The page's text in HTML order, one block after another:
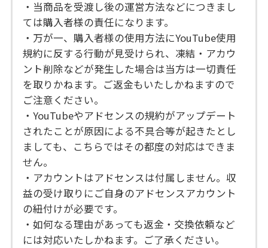
・当商品を受渡し後の運営方法などにつきまし
ては購入者様の責任になります。
・万が一、購入者様の使用方法にYouTube使用
規約に反する行動が見受けられ、凍結・アカウ
ント削除などが発生した場合は当方は一切責任
を取りかねます。ご返金もいたしかねますので
ご注意ください。
・YouTubeやアドセンスの規約がアップデート
されたことが原因による不具合等が起きたとし
ましても、こちらではその都度の対応はできま
せん。
・アカウントはアドセンスは付属しません。収
益の受け取りにご自身のアドセンスアカウント
の紐付けが必要です。
・如何なる理由があっても返金・交換依頼など
には対応いたしかねます。ご了承ください。